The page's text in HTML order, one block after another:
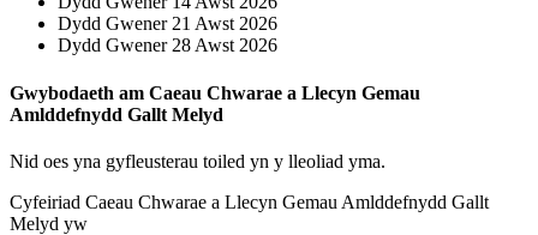
Dydd Gwener 21 Awst 2026
Dydd Gwener 28 Awst 2026
Gwybodaeth am Caeau Chwarae a Llecyn Gemau
Amlddefnydd Gallt Melyd
Nid oes yna gyfleusterau toiled yn y lleoliad yma.
Cyfeiriad Caeau Chwarae a Llecyn Gemau Amlddefnydd Gallt
Melyd yw